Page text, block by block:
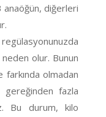
diğerleri
neden olur. Bunun
olmadan
fazla
Bu durum, kilo